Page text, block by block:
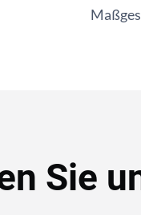
Sie